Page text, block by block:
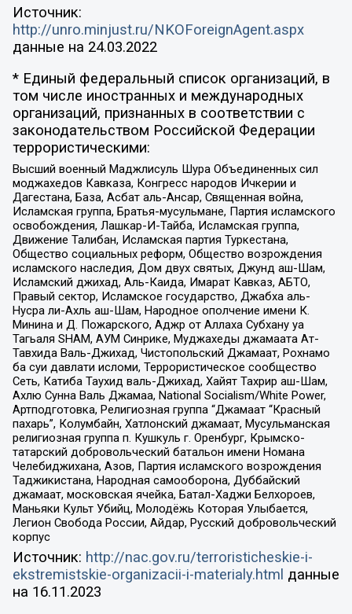
Источник:
http://unro.minjust.ru/NKOForeignAgent.aspx
данные на 24.03.2022
* Единый федеральный список организаций, в
том числе иностранных и международных
организаций, признанных в соответствии с
законодательством Российской Федерации
террористическими:
Высший военный Маджлисуль Шура Объединенных сил
моджахедов Кавказа, Конгресс народов Ичкерии и
Дагестана, База, Асбат аль-Ансар, Священная война,
Исламская группа, Братья-мусульмане, Партия исламского
освобождения, Лашкар-И-Тайба, Исламская группа,
Движение Талибан, Исламская партия Туркестана,
Общество социальных реформ, Общество возрождения
исламского наследия, Дом двух святых, Джунд аш-Шам,
Исламский джихад, Аль-Каида, Имарат Кавказ, АБТО,
Правый сектор, Исламское государство, Джабха аль-
Нусра ли-Ахль аш-Шам, Народное ополчение имени К.
Минина и Д. Пожарского, Аджр от Аллаха Субхану уа
Тагьаля SHAM, АУМ Синрике, Муджахеды джамаата Ат-
Тавхида Валь-Джихад, Чистопольский Джамаат, Рохнамо
ба суи давлати исломи, Террористическое сообщество
Сеть, Катиба Таухид валь-Джихад, Хайят Тахрир аш-Шам,
Ахлю Сунна Валь Джамаа, National Socialism/White Power,
Артподготовка, Религиозная группа “Джамаат “Красный
пахарь”, Колумбайн, Хатлонский джамаат, Мусульманская
религиозная группа п. Кушкуль г. Оренбург, Крымско-
татарский добровольческий батальон имени Номана
Челебиджихана, Азов, Партия исламского возрождения
Таджикистана, Народная самооборона, Дуббайский
джамаат, московская ячейка, Батал-Хаджи Белхороев,
Маньяки Культ Убийц, Молодёжь Которая Улыбается,
Легион Свобода России, Айдар, Русский добровольческий
корпус
Источник: http://nac.gov.ru/terroristicheskie-i-
ekstremistskie-organizacii-i-materialy.html данные
на 16.11.2023